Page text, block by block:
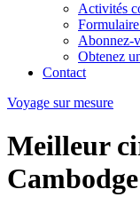
Activités
Abonnez-
Obtenez
Contact
Voyage sur mesure
Meilleur